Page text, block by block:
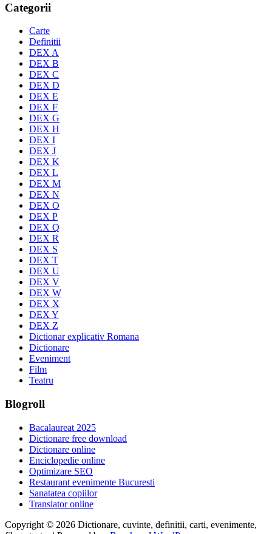
Categorii
Carte
Definitii
DEX A
DEX B
DEX C
DEX D
DEX E
DEX F
DEX G
DEX H
DEX I
DEX J
DEX K
DEX L
DEX M
DEX N
DEX O
DEX P
DEX Q
DEX R
DEX S
DEX T
DEX U
DEX V
DEX W
DEX X
DEX Y
DEX Z
Dictionar explicativ Romana
Dictionare
Eveniment
Film
Teatru
Blogroll
Bacalaureat 2025
Dictionare free download
Dictionare online
Enciclopedie online
Optimizare SEO
Restaurant evenimente Bucuresti
Sanatatea copiilor
Translator online
Copyright © 2026 Dictionare, cuvinte, definitii, carti, evenimente,